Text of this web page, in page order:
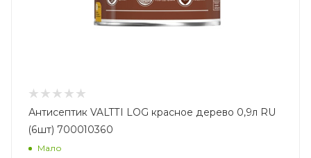
Антисептик VALTTI LOG красное дерево 0,9л RU
(6шт) 700010360
Мало